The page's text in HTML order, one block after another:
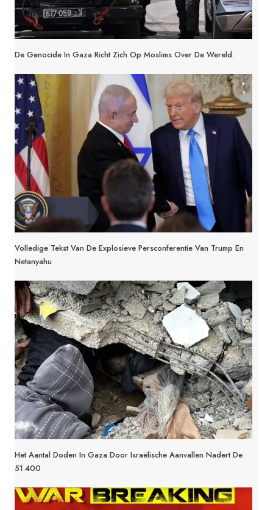
De Genocide In Gaza Richt Zich Op Moslims Over De Wereld.
Volledige Tekst Van De Explosieve Persconferentie Van Trump En
Netanyahu
Het Aantal Doden In Gaza Door Israëlische Aanvallen Nadert De
51.400